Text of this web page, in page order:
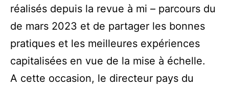
réalisés depuis la revue à mi – parcours du
de mars 2023 et de partager les bonnes
pratiques et les meilleures expériences
capitalisées en vue de la mise à échelle.
A cette occasion, le directeur pays du